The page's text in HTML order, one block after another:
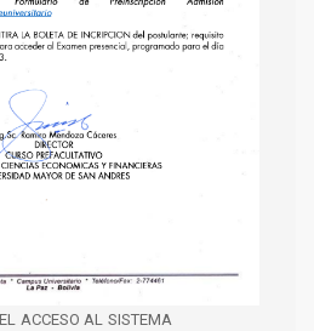
ACCESO AL SISTEMA